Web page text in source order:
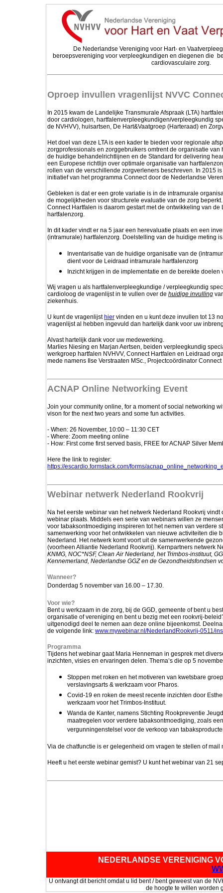
De Nederlandse Vereniging voor Hart- en
beroepsvereniging voor verpleegkundigen en diegenen die
cardiovasculaire zorg.
Oproep invullen vragenlijst NVVC
In 2015 kwam de Landelijke Transmurale Afspraak (LTA)
door cardiologen, hartfalenverpleegkundigen/verpleegkundig
de NVHVV), huisartsen, De Hart&Vaatgroep (Harteraad) en
Het doel van deze LTA is een kader te bieden voor regionale
zorgprofessionals en zorggebruikers omtrent de organisatie van
de huidige behandelrichtlijnen en de Standard for delivering
een Europese richtlijn over optimale organisatie van
rollen van de verschillende zorgverleners beschreven. In 2015
initiatief van het programma Connect door de Nederlandse
Gebleken is dat er een grote variatie is in de intramurale
de mogelijkheden voor structurele evaluatie van de zorg
Connect Hartfalen is daarom gestart met de ontwikkeling van
hartfalenzorg.
In dit kader vindt er na 5 jaar een herevaluatie plaats en een
(intramurale) hartfalenzorg. Doelstelling van de huidige meting
Inventarisatie van de huidige organisatie van de
dient voor de Leidraad intramurale hartfalenzorg
Inzicht krijgen in de implementatie en de bereikte doelen
Wij vragen u als hartfalenverpleegkundige / verpleegkundig
cardioloog de vragenlijst in te vullen over de huidige invulling
ziekenhuis.
U kunt de vragenlijst hier vinden en u kunt deze invullen tot 13
vragenlijst al hebben ingevuld dan hartelijk dank voor uw
Alvast hartelijk dank voor uw medewerking.
Marlies Niesing en Marjan Aertsen, beiden verpleegkundig
werkgroep hartfalen NVHVV, Connect Hartfalen en Leidraad
mede namens Ilse Verstraaten MSc., Projectcoördinator Connect
ACNAP Online Networking Event
Join your community online, for a moment of social networking
vison for the next two years and some fun activities.
- When: 26 November, 10:00 – 11:30 CET
- Where: Zoom meeting online
- How: First come first served basis, FREE for ACNAP Silver
Here the link to register:
https://escardio.formstack.com/forms/
Webinar netwerk Nederland Rookvrij
Na het eerste webinar van het netwerk Nederland Rookvrij
webinar plaats. Middels een serie van webinars willen ze
voor tabaksontmoediging inspireren tot het nemen van verdere
samenwerking voor het ontwikkelen van nieuwe activiteiten die
Nederland. Het netwerk komt voort uit de samenwerkende
(voorheen Alliantie Nederland Rookvrij). Kernpartners netwerk
KNMG, NOC*NSF, Clean Air Nederland, het Trimbos-instituut,
Kennemerland, Nederlandse GGZ en de Gezondheidsfondsen
Wanneer?
Donderdag 5 november van 16.00 – 17.30.
Voor wie?
Bent u werkzaam in de zorg, bij de GGD, gemeente of bent u
organisatie of vereniging en bent u bezig met een rookvrij-
uitgenodigd deel te nemen aan deze online bijeenkomst.
de volgende link: www.mywebinar.nl/NederlandRookvrij-0511/
Programma
Tijdens het webinar gaat Maria Henneman in gesprek met
inzichten, visies en ervaringen delen. Thema’s die op 5
Stoppen met roken en het motiveren van kwetsbare
verslavingsarts & werkzaam voor Pharos.
Covid-19 en roken de meest recente inzichten door
werkzaam voor het Trimbos-Instituut.
Wanda de Kanter, namens Stichting Rookpreventie
maatregelen voor verdere tabaksontmoediging, zoals
vergunningenstelsel voor de verkoop van
Via de chatfunctie is er gelegenheid om vragen te stellen of mail
Heeft u het eerste webinar gemist? U kunt het webinar van 21
NEDERLANDSE VERENIGING
U ontvangt dit bericht omdat u lid bent / bent geweest van de
de hoogte te willen worden